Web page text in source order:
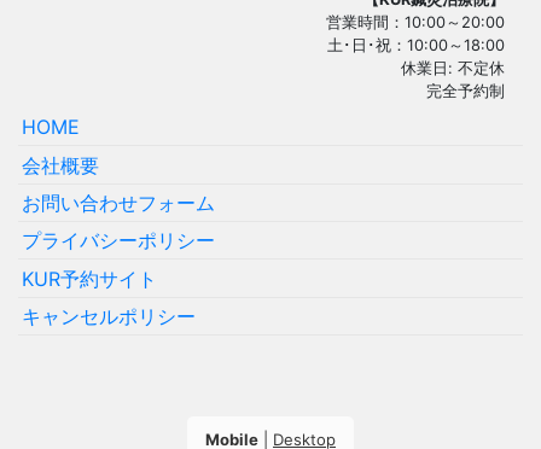
営業時間：10:00～20:00
土･日･祝：10:00～18:00
休業日: 不定休
完全予約制
HOME
会社概要
お問い合わせフォーム
プライバシーポリシー
KUR予約サイト
キャンセルポリシー
Mobile Desktop